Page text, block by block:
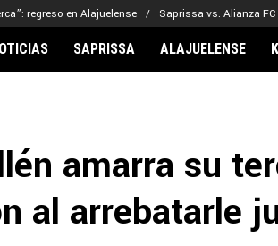
regreso en Alajuelense Saprissa vs. Alianza FC
Kervin Arriaga
Nathaniel Méndez-Laing
SAPRISSA ALAJUELENSE
amarra su
al arrebatarle